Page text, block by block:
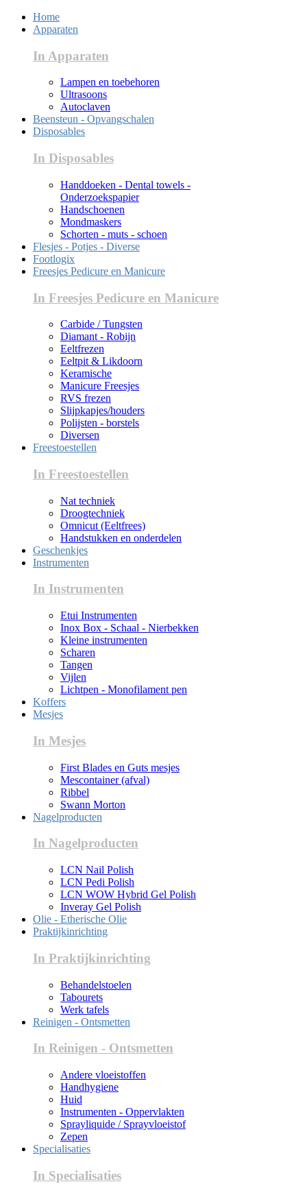
Home
Apparaten
In Apparaten
Lampen en toebehoren
Ultrasoons
Autoclaven
Beensteun - Opvangschalen
Disposables
In Disposables
Handdoeken - Dental towels -
Onderzoekspapier
Handschoenen
Mondmaskers
Schorten - muts - schoen
Flesjes - Potjes - Diverse
Footlogix
Freesjes Pedicure en Manicure
In Freesjes Pedicure en Manicure
Carbide / Tungsten
Diamant - Robijn
Eeltfrezen
Eeltpit & Likdoorn
Keramische
Manicure Freesjes
RVS frezen
Slijpkapjes/houders
Polijsten - borstels
Diversen
Freestoestellen
In Freestoestellen
Nat techniek
Droogtechniek
Omnicut (Eeltfrees)
Handstukken en onderdelen
Geschenkjes
Instrumenten
In Instrumenten
Etui Instrumenten
Inox Box - Schaal - Nierbekken
Kleine instrumenten
Scharen
Tangen
Vijlen
Lichtpen - Monofilament pen
Koffers
Mesjes
In Mesjes
First Blades en Guts mesjes
Mescontainer (afval)
Ribbel
Swann Morton
Nagelproducten
In Nagelproducten
LCN Nail Polish
LCN Pedi Polish
LCN WOW Hybrid Gel Polish
Inveray Gel Polish
Olie - Etherische Olie
Praktijkinrichting
In Praktijkinrichting
Behandelstoelen
Tabourets
Werk tafels
Reinigen - Ontsmetten
In Reinigen - Ontsmetten
Andere vloeistoffen
Handhygiene
Huid
Instrumenten - Oppervlakten
Sprayliquide / Sprayvloeistof
Zepen
Specialisaties
In Specialisaties